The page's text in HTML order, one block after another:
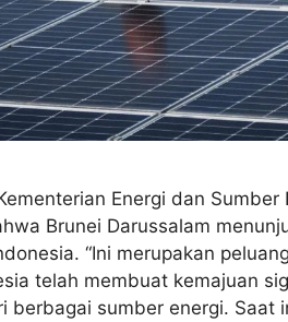
Energi dan Sumber
Brunei Darussalam
“Ini merupakan
telah membuat kemajuan
berbagai sumber energi. Saat